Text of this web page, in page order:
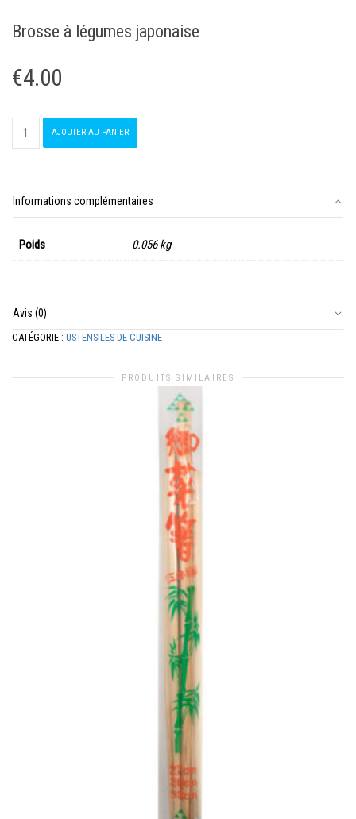
Brosse à légumes japonaise
€4.00
japonaise
AJOUTER AU PANIER
Informations complémentaires
Poids 0.056 kg
Avis (0)
CATÉGORIE : USTENSILES DE CUISINE
PRODUITS SIMILAIRES